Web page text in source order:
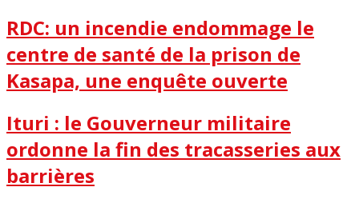
RDC: un incendie endommage le
centre de santé de la prison de
Kasapa, une enquête ouverte
Ituri : le Gouverneur militaire
ordonne la fin des tracasseries aux
barrières